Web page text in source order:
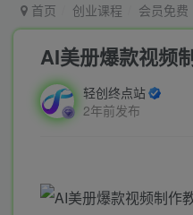
首页 创业课程 会员免费
AI美册爆款视频
轻创终点站
2年前发布